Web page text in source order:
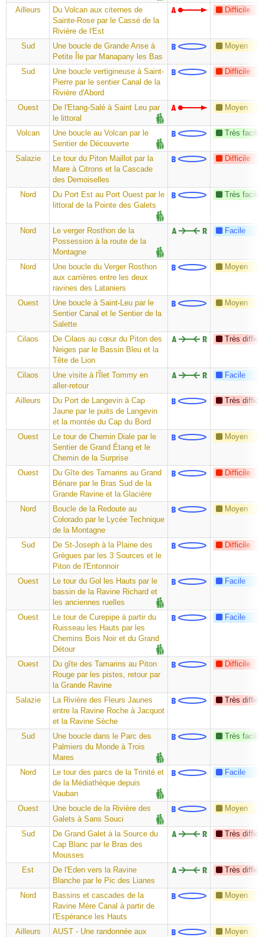
Ailleurs
Du Volcan aux citernes de
Sainte-Rose par le Cassé de la
Rivière de l'Est
Difficile
Sud
Une boucle de Grande Anse à
Petite Île par Manapany les Bas
Moyen
Sud
Une boucle vertigineuse à Saint-
Pierre par le sentier Canal de la
Rivière d'Abord
Difficile
Ouest
De l'Etang-Salé à Saint Leu par
le littoral
Moyen
Volcan
Une boucle au Volcan par le
Sentier de Découverte
Très facile
Salazie
Le tour du Piton Maillot par la
Mare à Citrons et la Cascade
des Demoiselles
Difficile
Nord
Du Port Est au Port Ouest par le
littoral de la Pointe des Galets
Très facile
Nord
Le verger Rosthon de la
Possession à la route de la
Montagne
Facile
Nord
Une boucle du Verger Rosthon
aux carrières entre les deux
ravines des Lataniers
Moyen
Ouest
Une boucle à Saint-Leu par le
Sentier Canal et le Sentier de la
Salette
Moyen
Cilaos
De Cilaos au cœur du Piton des
Neiges par le Bassin Bleu et la
Tête de Lion
Très
Cilaos
Une visite à l'Îlet Tommy en
aller-retour
Facile
Ailleurs
Du Port de Langevin à Cap
Jaune par le puits de Langevin
et la montée du Cap du Bord
Très
Ouest
Le tour de Chemin Diale par le
Sentier de Grand Étang et le
Chemin de la Surprise
Moyen
Ouest
Du Gîte des Tamarins au Grand
Bénare par le Bras Sud de la
Grande Ravine et la Glacière
Difficile
Nord
Boucle de la Redoute au
Colorado par le Lycée Technique
de la Montagne
Moyen
Sud
De St-Joseph à la Plaine des
Grègues par les 3 Sources et le
Piton de l'Entonnoir
Difficile
Ouest
Le tour du Gol les Hauts par le
bassin de la Ravine Richard et
les anciennes ruelles
Facile
Ouest
Le tour de Curepipe à partir du
Ruisseau les Hauts par les
Chemins Bois Noir et du Grand
Détour
Facile
Ouest
Du gîte des Tamarins au Piton
Rouge par les pistes, retour par
la Grande Ravine
Difficile
Salazie
La Rivière des Fleurs Jaunes
entre la Ravine Roche à Jacquot
et la Ravine Sèche
Très
Sud
Une boucle dans le Parc des
Palmiers du Monde à Trois
Mares
Très facile
Nord
Le tour des parcs de la Trinité et
de la Médiathèque depuis
Vauban
Facile
Ouest
Une boucle de la Rivière des
Galets à Sans Souci
Moyen
Sud
De Grand Galet à la Source du
Cap Blanc par le Bras des
Mousses
Très
Est
De l'Eden vers la Ravine
Blanche par le Pic des Lianes
Très
Nord
Bassins et cascades de la
Ravine Mère Canal à partir de
l'Espérance les Hauts
Moyen
Ailleurs
AUST - Une randonnée aux
Moyen